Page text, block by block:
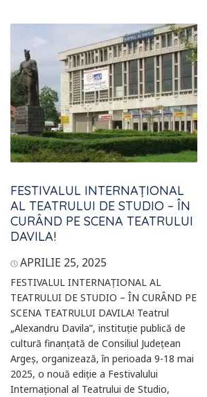
FESTIVALUL INTERNAȚIONAL
AL TEATRULUI DE STUDIO – ÎN
CURÂND PE SCENA TEATRULUI
DAVILA!
APRILIE 25, 2025
FESTIVALUL INTERNAȚIONAL AL
TEATRULUI DE STUDIO – ÎN CURÂND PE
SCENA TEATRULUI DAVILA! Teatrul
„Alexandru Davila”, instituție publică de
cultură finanțată de Consiliul Județean
Argeș, organizează, în perioada 9-18 mai
2025, o nouă ediție a Festivalului
Internațional al Teatrului de Studio,